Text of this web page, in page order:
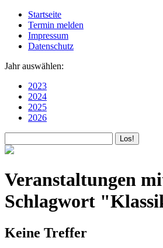
Startseite
Termin melden
Impressum
Datenschutz
Jahr auswählen:
2023
2024
2025
2026
Veranstaltungen
Schlagwort
Keine Treffer